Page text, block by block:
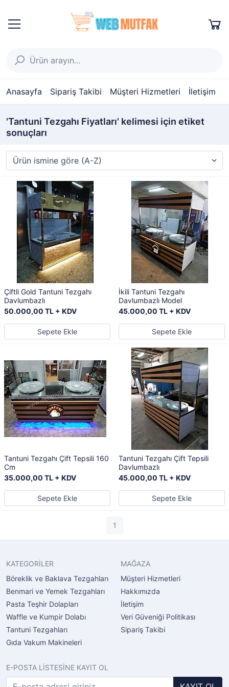
Anasayfa Sipariş Takibi Müşteri Hizmetleri İletişim
'Tantuni Tezgahı Fiyatları' kelimesi için etiket
sonuçları
Çiftli Gold Tantuni Tezgahı
Davlumbazlı
50.000,00 TL + KDV
Sepete Ekle
İkili Tantuni Tezgahı
Davlumbazlı Model
45.000,00 TL + KDV
Sepete Ekle
Tantuni Tezgahı Çift Tepsili 160
Cm
35.000,00 TL + KDV
Sepete Ekle
Tantuni Tezgahı Çift Tepsili
Davlumbazlı
45.000,00 TL + KDV
Sepete Ekle
1
KATEGORİLER
Böreklik ve Baklava Tezgahları
Benmari ve Yemek Tezgahları
Pasta Teşhir Dolapları
Waffle ve Kumpir Dolabı
Tantuni Tezgahları
Gıda Vakum Makineleri
MAĞAZA
Müşteri Hizmetleri
Hakkımızda
İletişim
Veri Güveniği Politikası
Sipariş Takibi
E-POSTA LİSTESİNE KAYIT OL